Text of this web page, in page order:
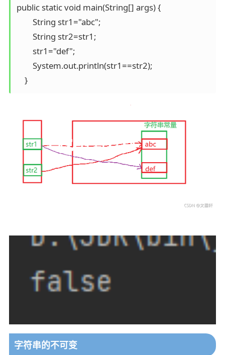
public static void main(String[] args) {
        String str1="abc";
        String str2=str1;
        str1="def";
        System.out.println(str1==str2);
    }
字符串的不可变